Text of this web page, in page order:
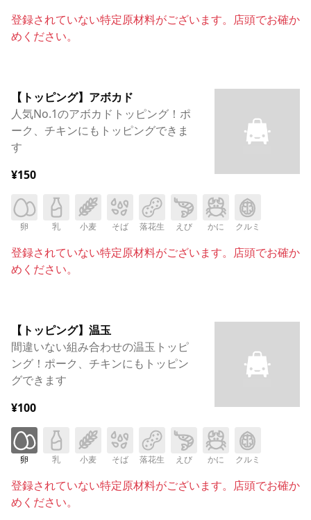
登録されていない特定原材料がございます。店頭でお確か
めください。
【トッピング】アボカド
人気No.1のアボカドトッピング！ポ
ーク、チキンにもトッピングできま
す
¥150
卵 乳 小麦 そば 落花生 えび かに クルミ
登録されていない特定原材料がございます。店頭でお確か
めください。
【トッピング】温玉
間違いない組み合わせの温玉トッピ
ング！ポーク、チキンにもトッピン
グできます
¥100
卵 乳 小麦 そば 落花生 えび かに クルミ
登録されていない特定原材料がございます。店頭でお確か
めください。